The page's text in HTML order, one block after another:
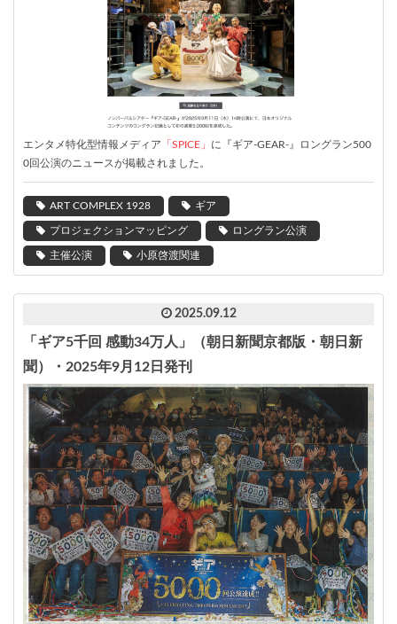
エンタメ特化型情報メディア 「SPICE」 に『ギア-GEAR-』ロングラン500
0回公演のニュースが掲載されました。
ART COMPLEX 1928 ギア
プロジェクションマッピング ロングラン公演
主催公演 小原啓渡関連
2025.09.12
「ギア5千回 感動34万人」（朝日新聞京都版・朝日新
聞）・2025年9月12日発刊